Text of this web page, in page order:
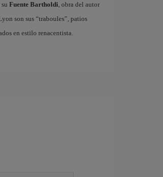
Fuente Bartholdi, obra del autor
son sus “traboules”, patios
en estilo renacentista.